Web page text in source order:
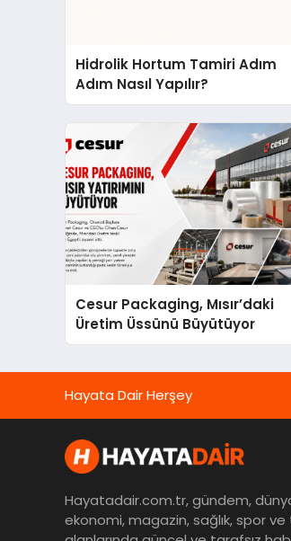
Hidrolik Hortum Tamiri Adım
Adım Nasıl Yapılır?
Cesur Packaging, Mısır’daki
Üretim Üssünü Büyütüyor
Hayata Dair Herşey
Hayatadair.com.tr, gündem,
ekonomi, magazin, sağlık, spor